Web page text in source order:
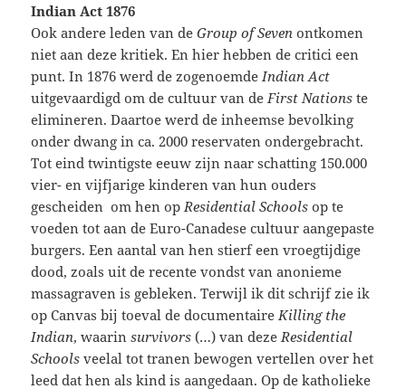
Indian Act 1876
Ook andere leden van deGroup of Sevenontkomen
niet aan deze kritiek. En hier hebben de critici een
punt. In 1876 werd de zogenoemde Indian Act
uitgevaardigd om de cultuur van de First Nations te
elimineren. Daartoe werd de inheemse bevolking
onder dwang in ca. 2000 reservaten ondergebracht.
Tot eind twintigste eeuw zijn naar schatting 150.000
vier- en vijfjarige kinderen van hun ouders
gescheiden om hen op Residential Schools op te
voeden tot aan de Euro-Canadese cultuur aangepaste
burgers. Een aantal van hen stierf een vroegtijdige
dood, zoals uit de recente vondst van anonieme
massagraven is gebleken. Terwijl ik dit schrijf zie ik
op Canvas bij toeval de documentaire Killing the
Indian, waarinsurvivors (…) van deze Residential
Schools veelal tot tranen bewogen vertellen over het
leed dat hen als kind is aangedaan. Op de katholieke